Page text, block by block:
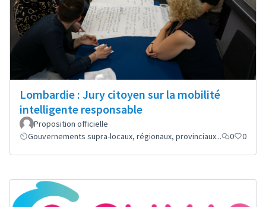
Lombardie : Jury citoyen sur la mobilité
intelligente responsable
Proposition officielle
Gouvernements supra-locaux, régionaux, provinciaux...
0 0